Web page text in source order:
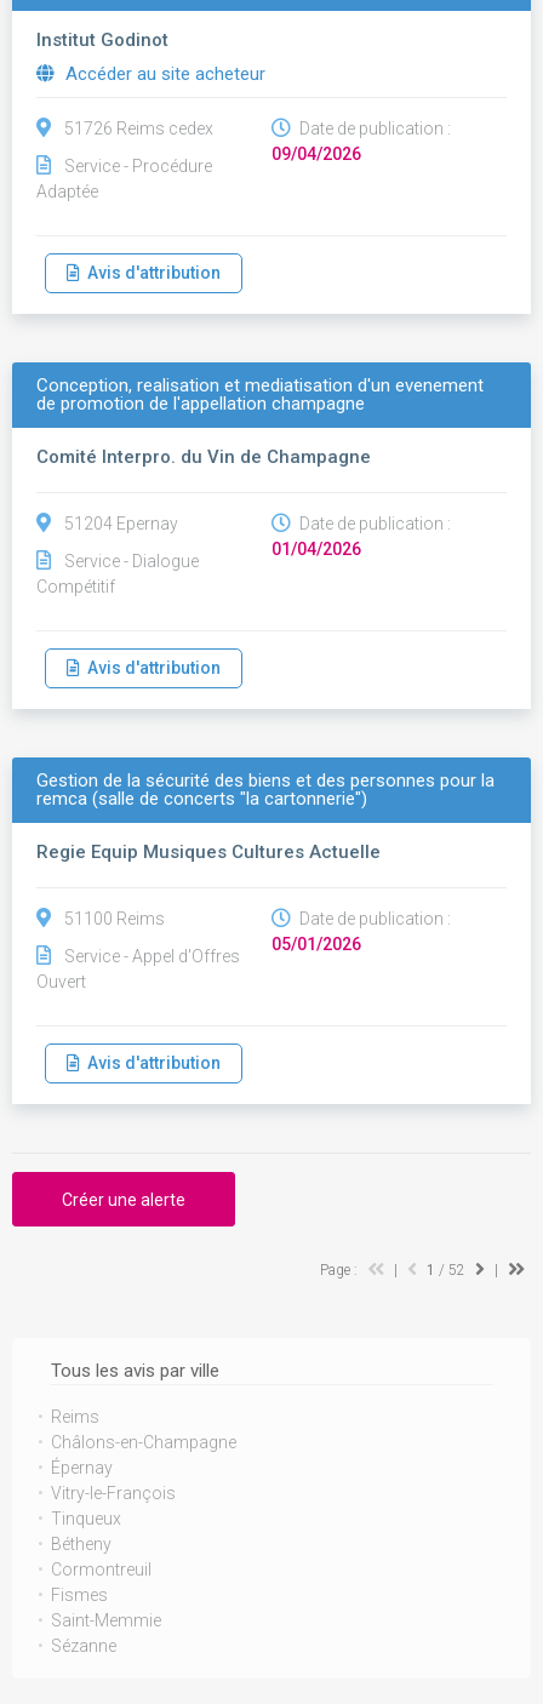
Tous les avis par ville
Reims
Châlons-en-Champagne
Épernay
Vitry-le-François
Tinqueux
Bétheny
Cormontreuil
Fismes
Saint-Memmie
Sézanne
Institut Godinot
Accéder au site acheteur
51726 Reims cedex
Service - Procédure
Adaptée
Date de publication :
09/04/2026
Avis d'attribution
Conception, realisation et mediatisation d'un evenement
de promotion de l'appellation champagne
Comité Interpro. du Vin de Champagne
51204 Epernay
Service - Dialogue
Compétitif
Date de publication :
01/04/2026
Avis d'attribution
Gestion de la sécurité des biens et des personnes pour la
remca (salle de concerts "la cartonnerie")
Regie Equip Musiques Cultures Actuelle
51100 Reims
Service - Appel d'Offres
Ouvert
Date de publication :
05/01/2026
Avis d'attribution
Créer une alerte
Page : 1 / 52